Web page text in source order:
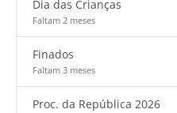
Dia das Crianças
Faltam 2 meses
Finados
Faltam 3 meses
Proc. da República 2026